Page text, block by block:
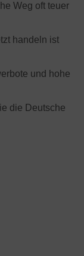
Weg oft teuer
handeln ist
und hohe
die Deutsche